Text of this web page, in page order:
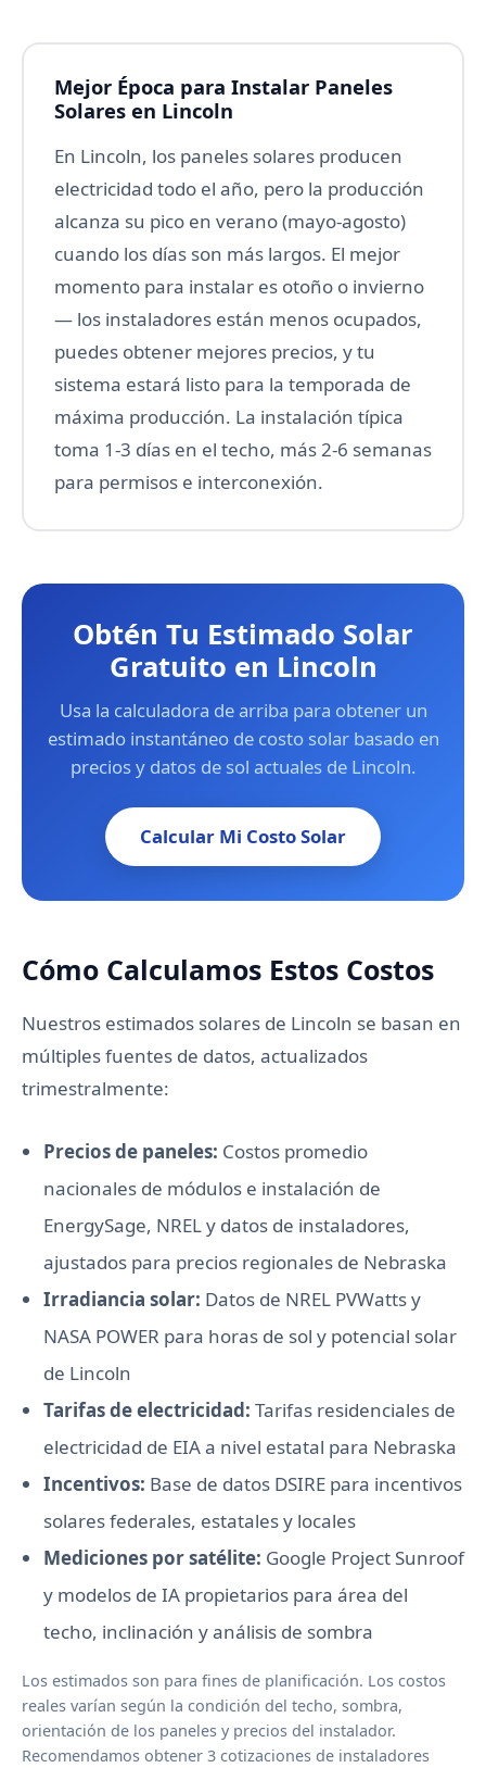
Mejor Época para Instalar Paneles
Solares en Lincoln
En Lincoln, los paneles solares producen
electricidad todo el año, pero la producción
alcanza su pico en verano (mayo-agosto)
cuando los días son más largos. El mejor
momento para instalar es otoño o invierno
— los instaladores están menos ocupados,
puedes obtener mejores precios, y tu
sistema estará listo para la temporada de
máxima producción. La instalación típica
toma 1-3 días en el techo, más 2-6 semanas
para permisos e interconexión.
Obtén Tu Estimado Solar
Gratuito en Lincoln
Usa la calculadora de arriba para obtener un
estimado instantáneo de costo solar basado en
precios y datos de sol actuales de Lincoln.
Calcular Mi Costo Solar
Cómo Calculamos Estos Costos
Nuestros estimados solares de Lincoln se basan en
múltiples fuentes de datos, actualizados
trimestralmente:
Precios de paneles: Costos promedio
nacionales de módulos e instalación de
EnergySage, NREL y datos de instaladores,
ajustados para precios regionales de Nebraska
Irradiancia solar: Datos de NREL PVWatts y
NASA POWER para horas de sol y potencial solar
de Lincoln
Tarifas de electricidad: Tarifas residenciales de
electricidad de EIA a nivel estatal para Nebraska
Incentivos: Base de datos DSIRE para incentivos
solares federales, estatales y locales
Mediciones por satélite: Google Project Sunroof
y modelos de IA propietarios para área del
techo, inclinación y análisis de sombra
Los estimados son para fines de planificación. Los costos
reales varían según la condición del techo, sombra,
orientación de los paneles y precios del instalador.
Recomendamos obtener 3 cotizaciones de instaladores